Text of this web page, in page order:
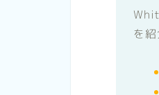
を紹